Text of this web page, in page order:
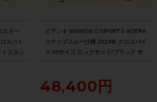
スター
スバイ
スタン
ビアンキ BIANCHI C-SPORT 2 ACERA
ステップスルー仕様 2023年 クロスバイ
ク 43サイズ ロックサンド/ブラック サ
48,400円